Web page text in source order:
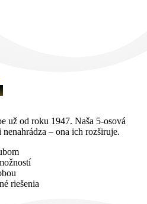
už od roku 1947. Naša 5-osová
– ona ich rozširuje.
riešenia